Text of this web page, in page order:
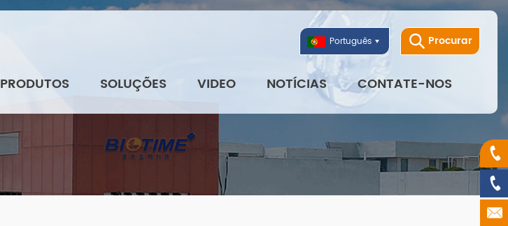
Procurar
Português
PRODUTOS SOLUÇÕES VIDEO NOTÍCIAS CONTATE-NOS